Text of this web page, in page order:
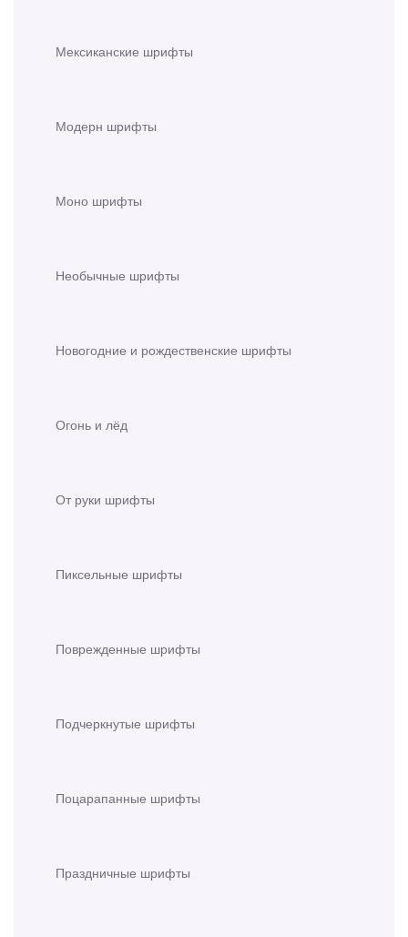
Мексиканские шрифты
Модерн шрифты
Моно шрифты
Необычные шрифты
Новогодние и рождественские шрифты
Огонь и лёд
От руки шрифты
Пиксельные шрифты
Поврежденные шрифты
Подчеркнутые шрифты
Поцарапанные шрифты
Праздничные шрифты